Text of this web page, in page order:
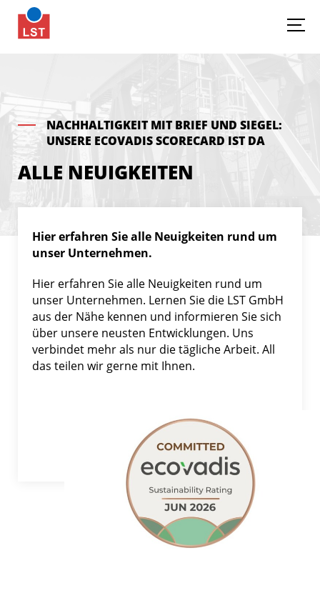
NACHHALTIGKEIT MIT BRIEF UND SIEGEL:
UNSERE ECOVADIS SCORECARD IST DA
ALLE NEUIGKEITEN
Hier erfahren Sie alle Neuigkeiten rund um
unser Unternehmen.
Hier erfahren Sie alle Neuigkeiten rund um
unser Unternehmen. Lernen Sie die LST GmbH
aus der Nähe kennen und informieren Sie sich
über unsere neusten Entwicklungen. Uns
verbindet mehr als nur die tägliche Arbeit. All
das teilen wir gerne mit Ihnen.